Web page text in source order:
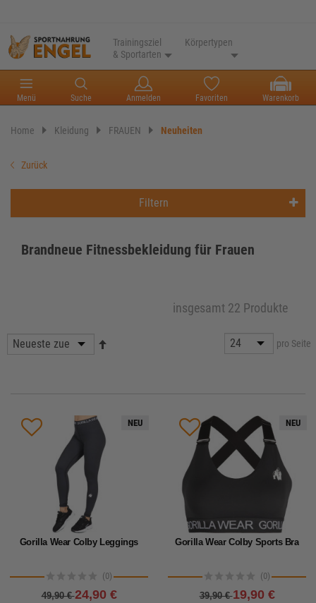
Trainingsziel
& Sportarten
Körpertypen
Menü Suche Anmelden Favoriten Warenkorb
Home Kleidung FRAUEN Neuheiten
Zurück
Filtern
Brandneue Fitnessbekleidung für Frauen
insgesamt 22 Produkte
pro Seite
NEU
Gorilla Wear Colby Leggings
(0)
49,90 €24,90 €
NEU
Gorilla Wear Colby Sports Bra
(0)
39,90 €19,90 €